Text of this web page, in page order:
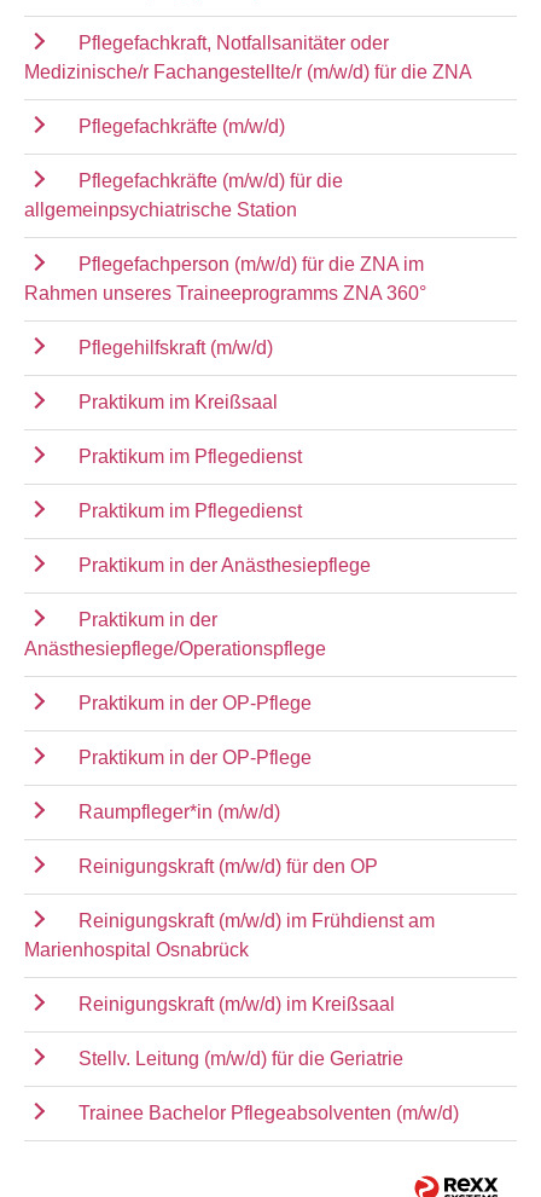
Pflegefachkraft, Notfallsanitäter oder
Medizinische/r Fachangestellte/r (m/w/d) für die ZNA
Pflegefachkräfte (m/w/d)
Pflegefachkräfte (m/w/d) für die
allgemeinpsychiatrische Station
Pflegefachperson (m/w/d) für die ZNA im
Rahmen unseres Traineeprogramms ZNA 360°
Pflegehilfskraft (m/w/d)
Praktikum im Kreißsaal
Praktikum im Pflegedienst
Praktikum im Pflegedienst
Praktikum in der Anästhesiepflege
Praktikum in der
Anästhesiepflege/Operationspflege
Praktikum in der OP-Pflege
Praktikum in der OP-Pflege
Raumpfleger*in (m/w/d)
Reinigungskraft (m/w/d) für den OP
Reinigungskraft (m/w/d) im Frühdienst am
Marienhospital Osnabrück
Reinigungskraft (m/w/d) im Kreißsaal
Stellv. Leitung (m/w/d) für die Geriatrie
Trainee Bachelor Pflegeabsolventen (m/w/d)